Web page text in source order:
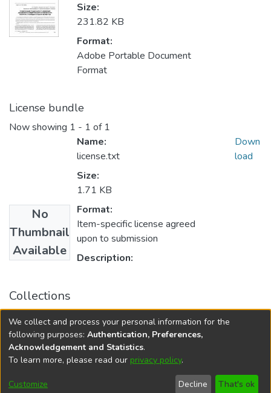
Size:
231.82 KB
Format:
Adobe Portable Document
Format
License bundle
Now showing 1 - 1 of 1
No
Thumbnail
Available
Name:
license.txt
Size:
1.71 KB
Format:
Item-specific license agreed
upon to submission
Description:
Down
load
Collections
Нові матеріали і технології в металургії та
машинобудуванні - 2013, №1
DSpace softwarecopyright © 2002-2026
Cookie
End User
Send
We collect and process your personal information for the
following purposes: Authentication, Preferences,
Acknowledgement and Statistics.
To learn more, please read our privacy policy.
Customize Decline That's ok